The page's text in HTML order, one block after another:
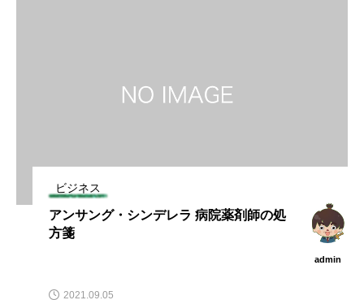
ビジネス
アンサング・シンデレラ 病院薬剤師の処
方箋
admin
2021.09.05